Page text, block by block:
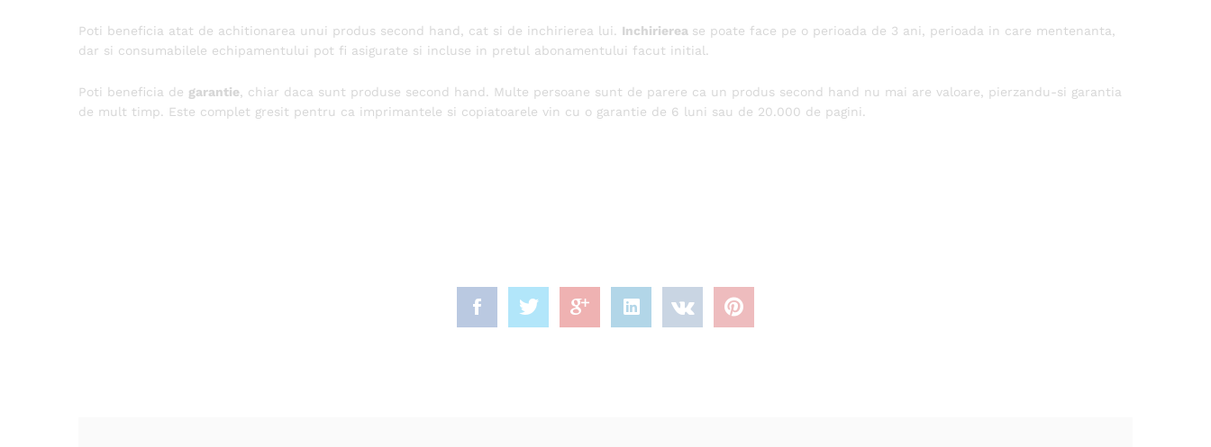
Poti beneficia atat de achitionarea unui produs second hand, cat si de inchirierea lui. Inchirierea se poate face pe o perioada de 3 ani, perioada in care mentenanta,
dar si consumabilele echipamentului pot fi asigurate si incluse in pretul abonamentului facut initial.
Poti beneficia de garantie , chiar daca sunt produse second hand. Multe persoane sunt de parere ca un produs second hand nu mai are valoare, pierzandu-si garantia
de mult timp. Este complet gresit pentru ca imprimantele si copiatoarele vin cu o garantie de 6 luni sau de 20.000 de pagini.